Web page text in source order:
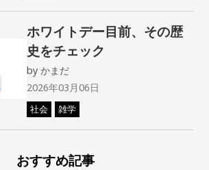
ホワイトデー目前、その歴
史をチェック
byかまだ
2026年03月06日
社会 雑学
おすすめ記事